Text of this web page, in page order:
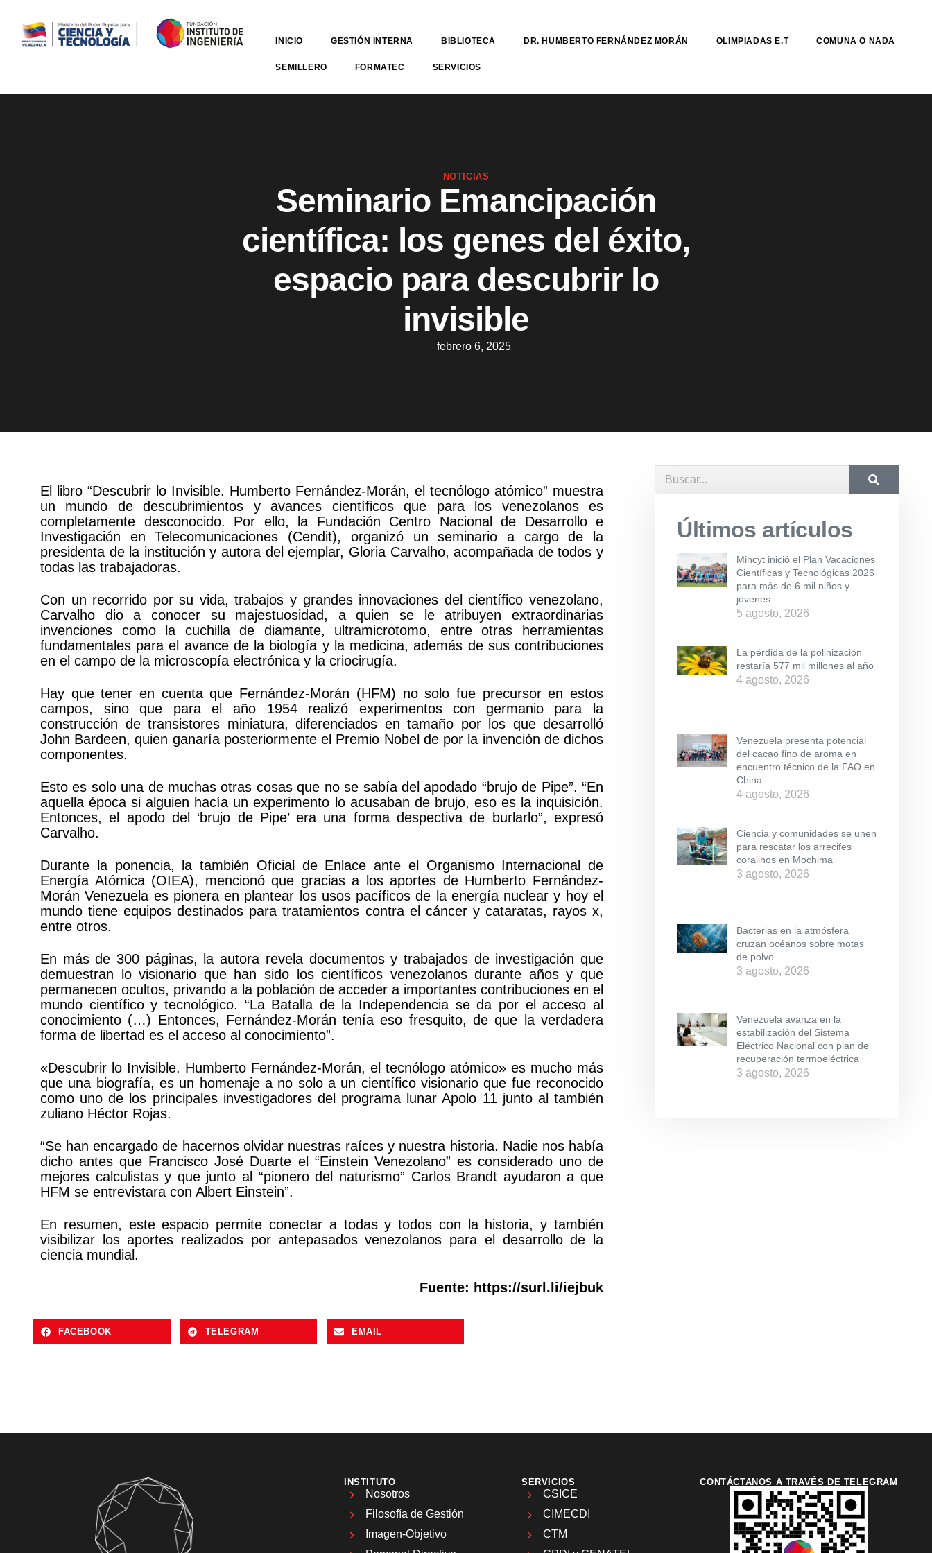
INICIO GESTIÓN INTERNA BIBLIOTECA DR. HUMBERTO FERNÁNDEZ MORÁN OLIMPIADAS E.T COMUNA O NADA
SEMILLERO FORMATEC SERVICIOS
NOTICIAS
Seminario Emancipación
científica: los genes del éxito,
espacio para descubrir lo
invisible
febrero 6, 2025
El libro “Descubrir lo Invisible. Humberto Fernández-Morán, el tecnólogo atómico” muestra
un mundo de descubrimientos y avances científicos que para los venezolanos es
completamente desconocido. Por ello, la Fundación Centro Nacional de Desarrollo e
Investigación en Telecomunicaciones (Cendit), organizó un seminario a cargo de la
presidenta de la institución y autora del ejemplar, Gloria Carvalho, acompañada de todos y
todas las trabajadoras.
Con un recorrido por su vida, trabajos y grandes innovaciones del científico venezolano,
Carvalho dio a conocer su majestuosidad, a quien se le atribuyen extraordinarias
invenciones como la cuchilla de diamante, ultramicrotomo, entre otras herramientas
fundamentales para el avance de la biología y la medicina, además de sus contribuciones
en el campo de la microscopía electrónica y la criocirugía.
Hay que tener en cuenta que Fernández-Morán (HFM) no solo fue precursor en estos
campos, sino que para el año 1954 realizó experimentos con germanio para la
construcción de transistores miniatura, diferenciados en tamaño por los que desarrolló
John Bardeen, quien ganaría posteriormente el Premio Nobel de por la invención de dichos
componentes.
Esto es solo una de muchas otras cosas que no se sabía del apodado “brujo de Pipe”. “En
aquella época si alguien hacía un experimento lo acusaban de brujo, eso es la inquisición.
Entonces, el apodo del ‘brujo de Pipe’ era una forma despectiva de burlarlo”, expresó
Carvalho.
Durante la ponencia, la también Oficial de Enlace ante el Organismo Internacional de
Energía Atómica (OIEA), mencionó que gracias a los aportes de Humberto Fernández-
Morán Venezuela es pionera en plantear los usos pacíficos de la energía nuclear y hoy el
mundo tiene equipos destinados para tratamientos contra el cáncer y cataratas, rayos x,
entre otros.
En más de 300 páginas, la autora revela documentos y trabajados de investigación que
demuestran lo visionario que han sido los científicos venezolanos durante años y que
permanecen ocultos, privando a la población de acceder a importantes contribuciones en el
mundo científico y tecnológico. “La Batalla de la Independencia se da por el acceso al
conocimiento (…) Entonces, Fernández-Morán tenía eso fresquito, de que la verdadera
forma de libertad es el acceso al conocimiento”.
«Descubrir lo Invisible. Humberto Fernández-Morán, el tecnólogo atómico» es mucho más
que una biografía, es un homenaje a no solo a un científico visionario que fue reconocido
como uno de los principales investigadores del programa lunar Apolo 11 junto al también
zuliano Héctor Rojas.
“Se han encargado de hacernos olvidar nuestras raíces y nuestra historia. Nadie nos había
dicho antes que Francisco José Duarte el “Einstein Venezolano” es considerado uno de
mejores calculistas y que junto al “pionero del naturismo” Carlos Brandt ayudaron a que
HFM se entrevistara con Albert Einstein”.
En resumen, este espacio permite conectar a todas y todos con la historia, y también
visibilizar los aportes realizados por antepasados venezolanos para el desarrollo de la
ciencia mundial.
Fuente: https://surl.li/iejbuk
FACEBOOK TELEGRAM EMAIL
Últimos artículos
Mincyt inició el Plan Vacaciones
Científicas y Tecnológicas 2026
para más de 6 mil niños y
jóvenes
5 agosto, 2026
La pérdida de la polinización
restaría 577 mil millones al año
4 agosto, 2026
Venezuela presenta potencial
del cacao fino de aroma en
encuentro técnico de la FAO en
China
4 agosto, 2026
Ciencia y comunidades se unen
para rescatar los arrecifes
coralinos en Mochima
3 agosto, 2026
Bacterias en la atmósfera
cruzan océanos sobre motas
de polvo
3 agosto, 2026
Venezuela avanza en la
estabilización del Sistema
Eléctrico Nacional con plan de
recuperación termoeléctrica
3 agosto, 2026
INSTITUTO
Nosotros
Filosofía de Gestión
Imagen-Objetivo
SERVICIOS
CSICE
CIMECDI
CTM
CONTÁCTANOS A TRAVÉS DE TELEGRAM